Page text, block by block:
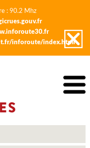
: 90.2 Mhz
inforoute/index.html